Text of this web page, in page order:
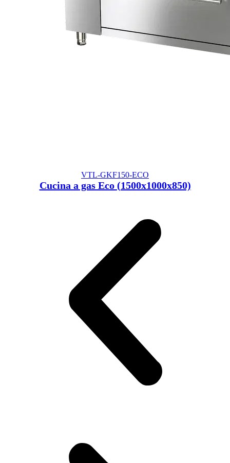
VTL-GKF150-ECO
Cucina a gas Eco (1500x1000x850)